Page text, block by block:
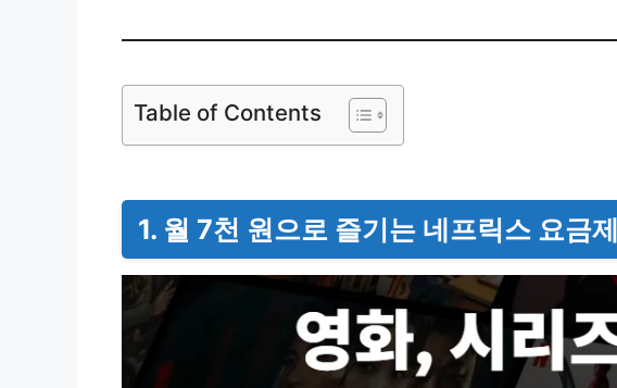
Table of Contents
1. 월 7천 원으로 즐기는 네프릭스 요금제